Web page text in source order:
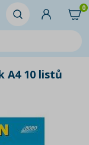
0
A4 10 listů